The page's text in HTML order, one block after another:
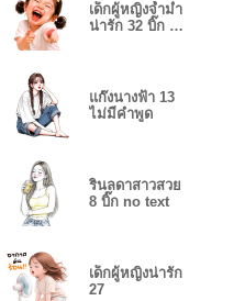
เด็กผู้หญิงจ้ำม่ำ
น่ารัก 32 บิ๊ก no
แก๊งนางฟ้า 13
ไม่มีคำพูด
รินลดาสาวสวย
8 บิ๊ก no text
เด็กผู้หญิงน่ารัก
27